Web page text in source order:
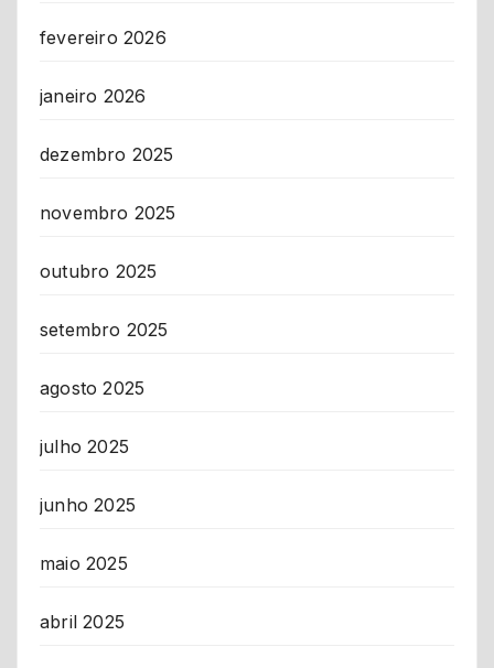
fevereiro 2026
janeiro 2026
dezembro 2025
novembro 2025
outubro 2025
setembro 2025
agosto 2025
julho 2025
junho 2025
maio 2025
abril 2025